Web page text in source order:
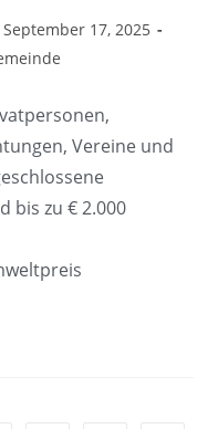
September 17, 2025
Vereine und
bis zu € 2.000